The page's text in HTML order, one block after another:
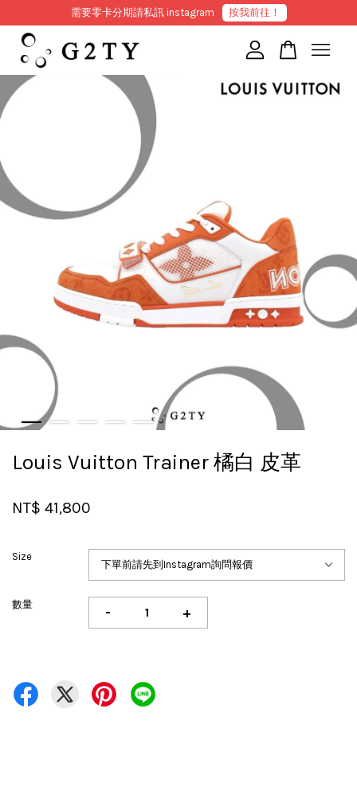
需要零卡分期請私訊 instagram 按我前往！
Louis Vuitton Trainer 橘白 皮革
NT$ 41,800
Size
數量 - +
您的購物車目前還是空的。